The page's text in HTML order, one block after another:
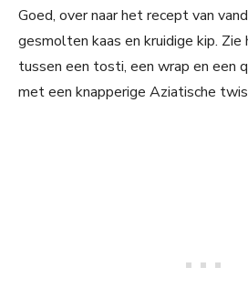
Goed, over naar het recept van
gesmolten kaas en kruidige kip. Zie
tussen een tosti, een wrap en een
met een knapperige Aziatische